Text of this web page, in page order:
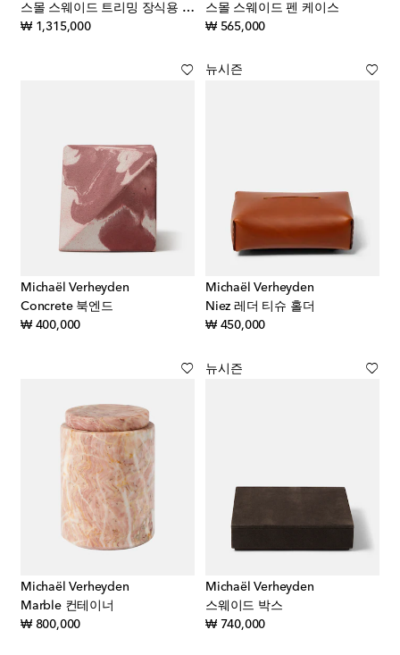
스몰 스웨이드 트리밍 장식용 트레이
₩ 1,315,000original price
스몰 스웨이드 펜 케이스
₩ 565,000original price
Michaël Verheyden
Concrete 북엔드
₩ 400,000original price
뉴시즌
Michaël Verheyden
Niez 레더 티슈 홀더
₩ 450,000original price
Michaël Verheyden
Marble 컨테이너
₩ 800,000original price
뉴시즌
Michaël Verheyden
스웨이드 박스
₩ 740,000original price